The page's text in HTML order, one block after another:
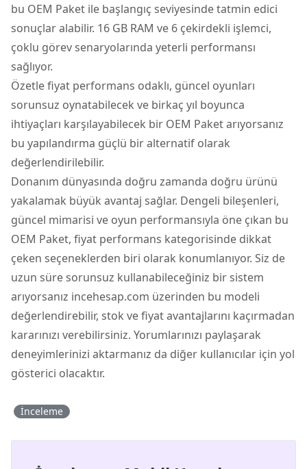
bu OEM Paket ile başlangıç seviyesinde tatmin edici
sonuçlar alabilir. 16 GB RAM ve 6 çekirdekli işlemci,
çoklu görev senaryolarında yeterli performansı
sağlıyor.
Özetle fiyat performans odaklı, güncel oyunları
sorunsuz oynatabilecek ve birkaç yıl boyunca
ihtiyaçları karşılayabilecek bir OEM Paket arıyorsanız
bu yapılandırma güçlü bir alternatif olarak
değerlendirilebilir.
Donanım dünyasında doğru zamanda doğru ürünü
yakalamak büyük avantaj sağlar. Dengeli bileşenleri,
güncel mimarisi ve oyun performansıyla öne çıkan bu
OEM Paket, fiyat performans kategorisinde dikkat
çeken seçeneklerden biri olarak konumlanıyor. Siz de
uzun süre sorunsuz kullanabileceğiniz bir sistem
arıyorsanız incehesap.com üzerinden bu modeli
değerlendirebilir, stok ve fiyat avantajlarını kaçırmadan
kararınızı verebilirsiniz. Yorumlarınızı paylaşarak
deneyimlerinizi aktarmanız da diğer kullanıcılar için yol
gösterici olacaktır.
İnceleme